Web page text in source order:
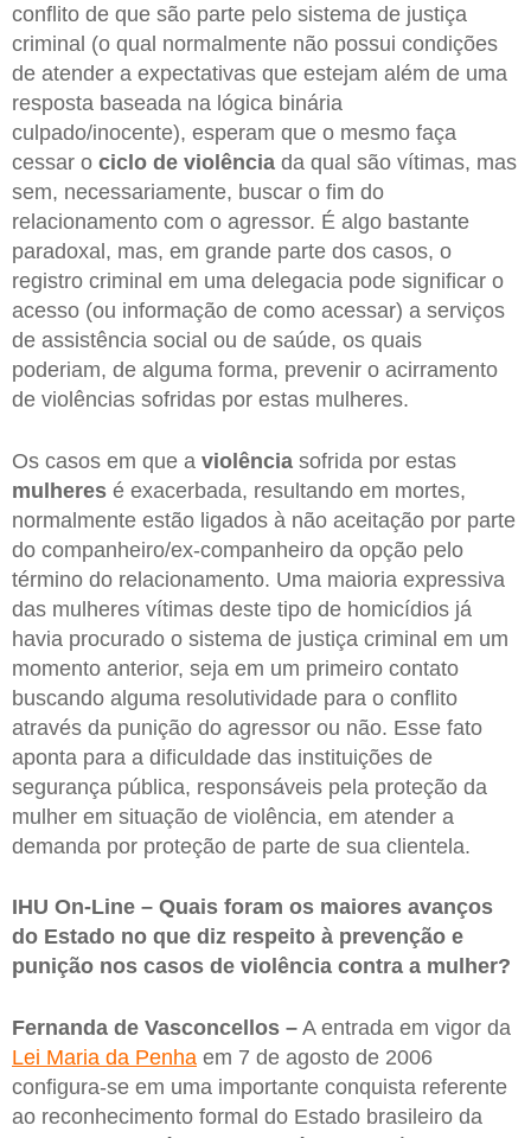
conflito de que são parte pelo sistema de justiça
criminal (o qual normalmente não possui condições
de atender a expectativas que estejam além de uma
resposta baseada na lógica binária
culpado/inocente), esperam que o mesmo faça
cessar o ciclo de violência da qual são vítimas, mas
sem, necessariamente, buscar o fim do
relacionamento com o agressor. É algo bastante
paradoxal, mas, em grande parte dos casos, o
registro criminal em uma delegacia pode significar o
acesso (ou informação de como acessar) a serviços
de assistência social ou de saúde, os quais
poderiam, de alguma forma, prevenir o acirramento
de violências sofridas por estas mulheres.
Os casos em que a violência sofrida por estas
mulheres é exacerbada, resultando em mortes,
normalmente estão ligados à não aceitação por parte
do companheiro/ex-companheiro da opção pelo
término do relacionamento. Uma maioria expressiva
das mulheres vítimas deste tipo de homicídios já
havia procurado o sistema de justiça criminal em um
momento anterior, seja em um primeiro contato
buscando alguma resolutividade para o conflito
através da punição do agressor ou não. Esse fato
aponta para a dificuldade das instituições de
segurança pública, responsáveis pela proteção da
mulher em situação de violência, em atender a
demanda por proteção de parte de sua clientela.
IHU On-Line – Quais foram os maiores avanços
do Estado no que diz respeito à prevenção e
punição nos casos de violência contra a mulher?
Fernanda de Vasconcellos – A entrada em vigor da
Lei Maria da Penha em 7 de agosto de 2006
configura-se em uma importante conquista referente
ao reconhecimento formal do Estado brasileiro da